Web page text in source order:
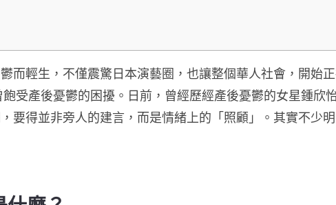
而輕生，不僅震驚日本演藝圈，也讓整個華人社會，開始
飽受產後憂鬱的困擾。日前，曾經歷經產後憂鬱的女星鍾欣
要得並非旁人的建言，而是情緒上的「照顧」。其實不少